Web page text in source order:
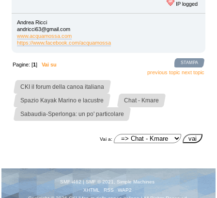
IP logged
Andrea Ricci
andricci63@gmail.com
www.acquamossa.com
https://www.facebook.com/acquamossa
STAMPA
Pagine: [1]Vai su
previous topic next topic
CKI il forum della canoa italiana
Spazio Kayak Marino e lacustre Chat - Kmare
Sabaudia-Sperlonga: un po' particolare
Vai a:
SMF i462 |SMF © 2021, Simple Machines
XHTML
RSS
WAP2